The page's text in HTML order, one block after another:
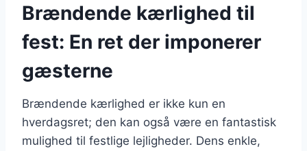
Brændende kærlighed til
fest: En ret der imponerer
gæsterne
Brændende kærlighed er ikke kun en
hverdagsret; den kan også være en fantastisk
mulighed til festlige lejligheder. Dens enkle,